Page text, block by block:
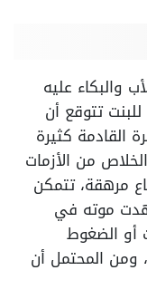
والبكاء عليه
تتوقع أن
القادمة كثيرة
من الأزمات
مرهقة، تتمكن
موته في
أو الضغوط
ومن المحتمل أن